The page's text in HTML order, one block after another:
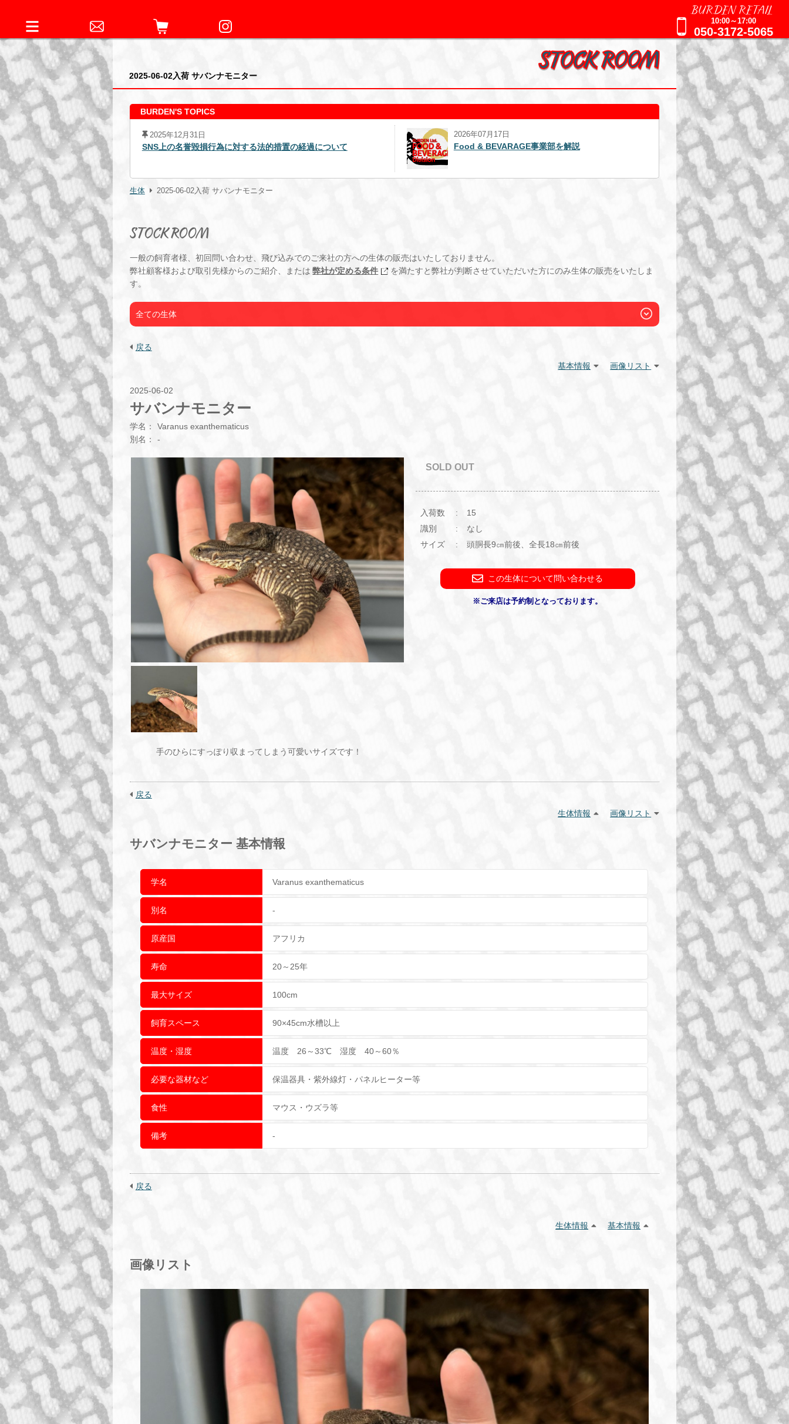
2025-06-02入荷 サバンナモニター
BURDEN RETAIL
10:00～17:00
050-3172-5065
BURDEN'S TOPICS
2025年12月31日
SNS上の名誉毀損行為に対する法的措置の経過について
2026年07月17日
Food & BEVARAGE事業部を解説 週刊誌報道による追加のお知らせ
生体 2025-06-02入荷 サバンナモニター
STOCK ROOM
一般の飼育者様、初回問い合わせ、飛び込みでのご来社の方への生体の販売はいたしておりません。
弊社顧客様および取引先様からのご紹介、または 弊社が定める条件
を満たすと弊社が判断させていただいた方にのみ生体の販売をいたしま
す。
全ての生体
戻る
基本情報
画像リスト
2025-06-02
サバンナモニター
学名：
Varanus exanthematicus
別名：
-
SOLD OUT
入荷数
15
識別
なし
サイズ
頭胴長9㎝前後、全長18㎝前後
この生体について問い合わせる
※ご来店は予約制となっております。
手のひらにすっぽり収まってしまう可愛いサイズです！
戻る
生体情報
画像リスト
サバンナモニター 基本情報
学名 Varanus exanthematicus
別名 -
原産国 アフリカ
寿命 20～25年
最大サイズ 100cm
飼育スペース 90×45cm水槽以上
温度・湿度 温度 26～33℃ 湿度 40～60％
必要な器材など 保温器具・紫外線灯・パネルヒーター等
食性 マウス・ウズラ等
備考 -
戻る
生体情報 基本情報
画像リスト